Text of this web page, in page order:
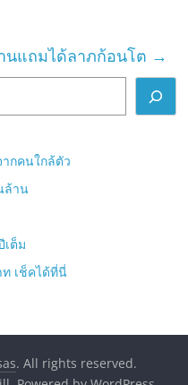
นแถมได้ลาภก้อนโต →
กคนใกล้ตัว
ล้าน
เต็ม
ท เช็คได้ที่นี่
. All rights reserved.